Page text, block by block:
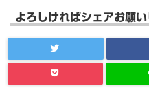
よろしければシェアお願い